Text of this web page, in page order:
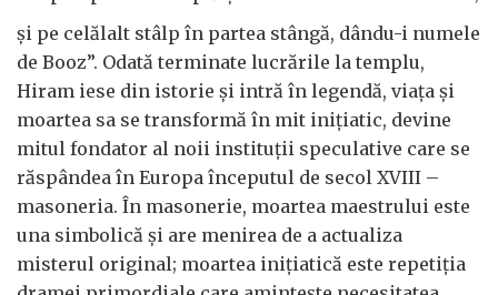
și pe celălalt stâlp în partea stângă, dându-i numele
de Booz”. Odată terminate lucrările la templu,
Hiram iese din istorie și intră în legendă, viața și
moartea sa se transformă în mit inițiatic, devine
mitul fondator al noii instituții speculative care se
răspândea în Europa începutul de secol XVIII –
masoneria. În masonerie, moartea maestrului este
una simbolică și are menirea de a actualiza
misterul original; moartea inițiatică este repetiția